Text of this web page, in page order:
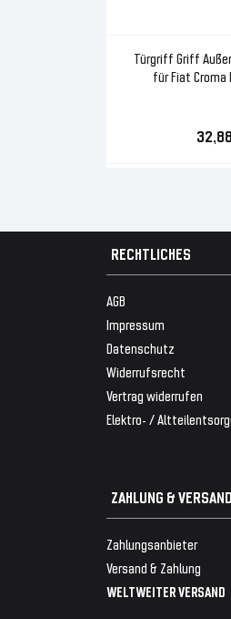
Türgriff Griff
für Fiat Croma
RECHTLICHES
AGB
Impressum
Datenschutz
Widerrufsrecht
Vertrag widerrufen
Elektro- /
ZAHLUNG & VERSAND
Zahlungsanbieter
Versand & Zahlung
WELTWEITER VERSAND